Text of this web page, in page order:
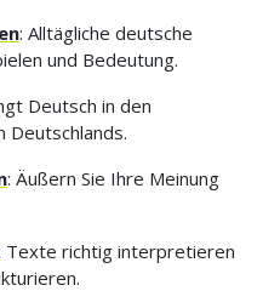
: Alltägliche deutsche
und Bedeutung.
Deutsch in den
Deutschlands.
: Äußern Sie Ihre Meinung
Texte richtig interpretieren